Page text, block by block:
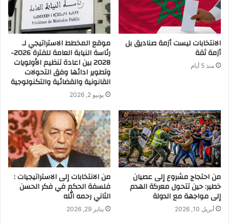
الانتخابات ليست أزمة صناديق بل
أزمة ثقة
منذ 5 أيام
موقع المخطط الاستراتيجي لـ
رئاسة النيابة العامة للفترة 2026-
2028 بين اعادة تنظيم الأولويات
وتطوير ادائها وفق التحولات
القانونية والقضائية والتكنولوجية
يونيو 2, 2026
من احتجاج مشروع إلى عصيان
خطير: حين تتحول معركة الهدم
إلى مواجهة مع الدولة
أبريل 10, 2026
من الانتخابات إلى الاستراتيجيات :
فلسفة الحكم في فكر الحسن
الثاني رحمه الله
يناير 29, 2026